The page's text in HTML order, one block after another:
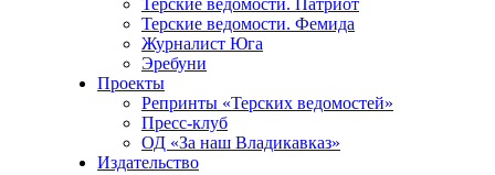
Терские ведомости. Патриот
Терские ведомости. Фемида
Журналист Юга
Эребуни
Проекты
Репринты «Терских ведомостей»
Пресс-клуб
ОД «За наш Владикавказ»
Издательство